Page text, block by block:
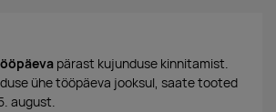
pärast kujunduse kinnitamist.
ühe tööpäeva jooksul, saate tooted
august.